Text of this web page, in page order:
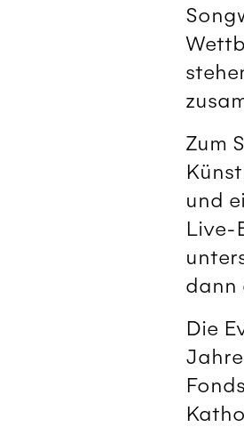
Zum
und
Live-
dann
Die